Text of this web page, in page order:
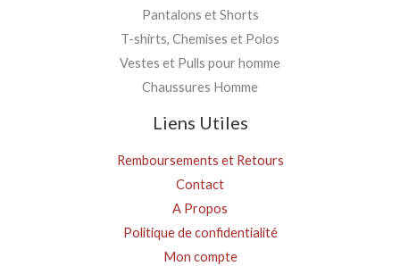
Pantalons et Shorts
T-shirts, Chemises et Polos
Vestes et Pulls pour homme
Chaussures Homme
Liens Utiles
Remboursements et Retours
Contact
A Propos
Politique de confidentialité
Mon compte